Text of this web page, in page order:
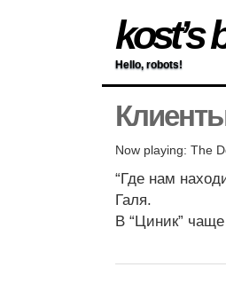
kost’s
Hello, robots!
Now playing: The
“Где нам
Галя.
В “Циник”